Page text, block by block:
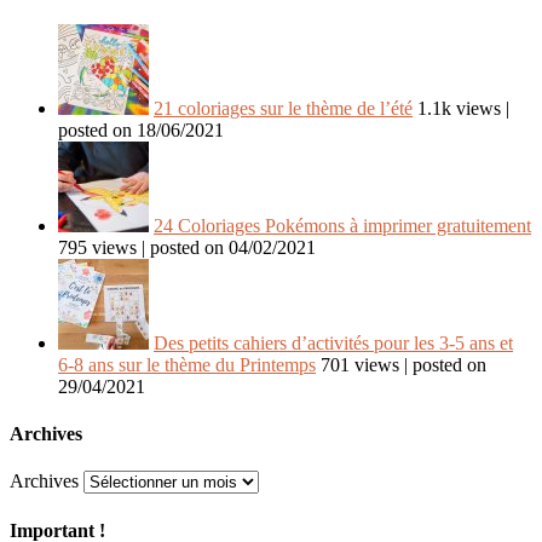
21 coloriages sur le thème de l’été 1.1k views |
posted on 18/06/2021
24 Coloriages Pokémons à imprimer gratuitement
795 views | posted on 04/02/2021
Des petits cahiers d’activités pour les 3-5 ans et
6-8 ans sur le thème du Printemps 701 views | posted on
29/04/2021
Archives
Archives
Important !